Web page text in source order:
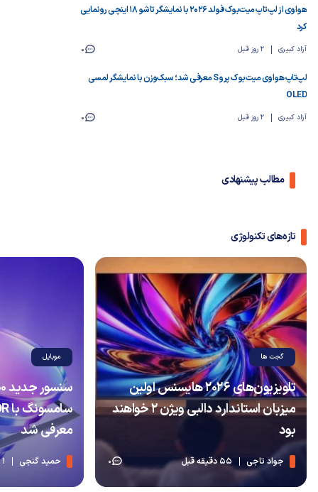
هواوی از لپ‌تاپ میت‌بوک فولد ۲۰۲۶ با نمایشگر تاشو ۱۸ اینچی رونمایی
کرد
آزاد کبیری 2 روز قبل 0
لپ‌تاپ هواوی میت‌بوک پرو S معرفی شد؛ سبک‌وزن با نمایشگر لمسی
OLED
آزاد کبیری 2 روز قبل 0
مطالب پیشنهادی
تازه‌های تکنولوژی
گجت ها
تلویزیون‌های ۲۰۲۶ هایسنس اولین
میزبان استاندارد دالبی ویژن ۲ خواهند
بود
جواد تاجی 55 دقیقه قبل 0
موبایل
معرفی شد
حمید گنجی 1 ساعت قبل